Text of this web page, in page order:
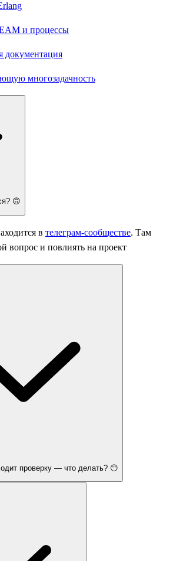
и процессы
документация
многозадачность
🙃
в телеграм-сообществе. Там
вопрос и повлиять на проект
проверку — что делать? 😶